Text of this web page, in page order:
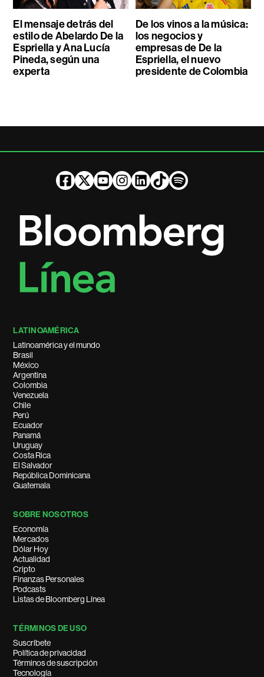
El mensaje detrás del
estilo de Abelardo De la
Espriella y Ana Lucía
Pineda, según una
experta
De los vinos a la música:
los negocios y
empresas de De la
Espriella, el nuevo
presidente de Colombia
LATINOAMÉRICA
Latinoamérica y el mundo
Brasil
México
Argentina
Colombia
Venezuela
Chile
Perú
Ecuador
Panamá
Uruguay
Costa Rica
El Salvador
República Dominicana
Guatemala
SOBRE NOSOTROS
Economía
Mercados
Dólar Hoy
Actualidad
Cripto
Finanzas Personales
Podcasts
Listas de Bloomberg Línea
TÉRMINOS DE USO
Suscríbete
Política de privacidad
Términos de suscripción
Tecnología